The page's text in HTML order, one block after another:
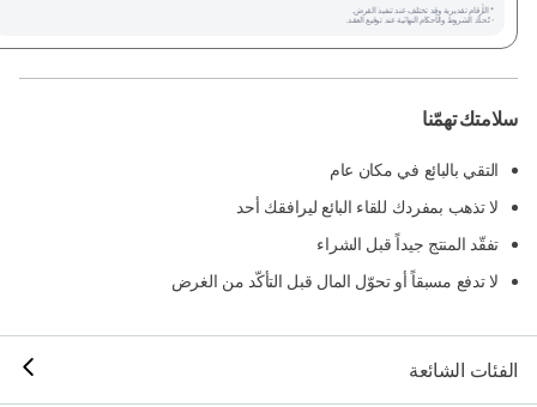
* الأرقام تقديرية وقد تختلف عند تنفيذ القرض.
- تُحدَّد الشروط والأحكام النهائية عند توقيع العقد.
سلامتك تهمّنا
التقي بالبائع في مكان عام
لا تذهب بمفردك للقاء البائع ليرافقك أحد
تفقّد المنتج جيداً قبل الشراء
لا تدفع مسبقاً أو تحوّل المال قبل التأكّد من الغرض
الفئات الشائعة